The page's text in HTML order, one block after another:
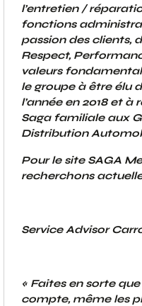
l’entretien /
fonctions
passion des clients,
Respect,
valeurs
le groupe à être élu
l’année en 2018 et
Saga familiale aux
Distribution
Pour le site SAGA
recherchons
Service Advisor
« Faites en sorte
compte, même les